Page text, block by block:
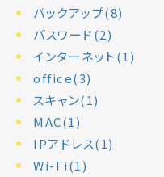
バックアップ(8)
パスワード(2)
インターネット(1)
office(3)
スキャン(1)
MAC(1)
IPアドレス(1)
Wi-Fi(1)